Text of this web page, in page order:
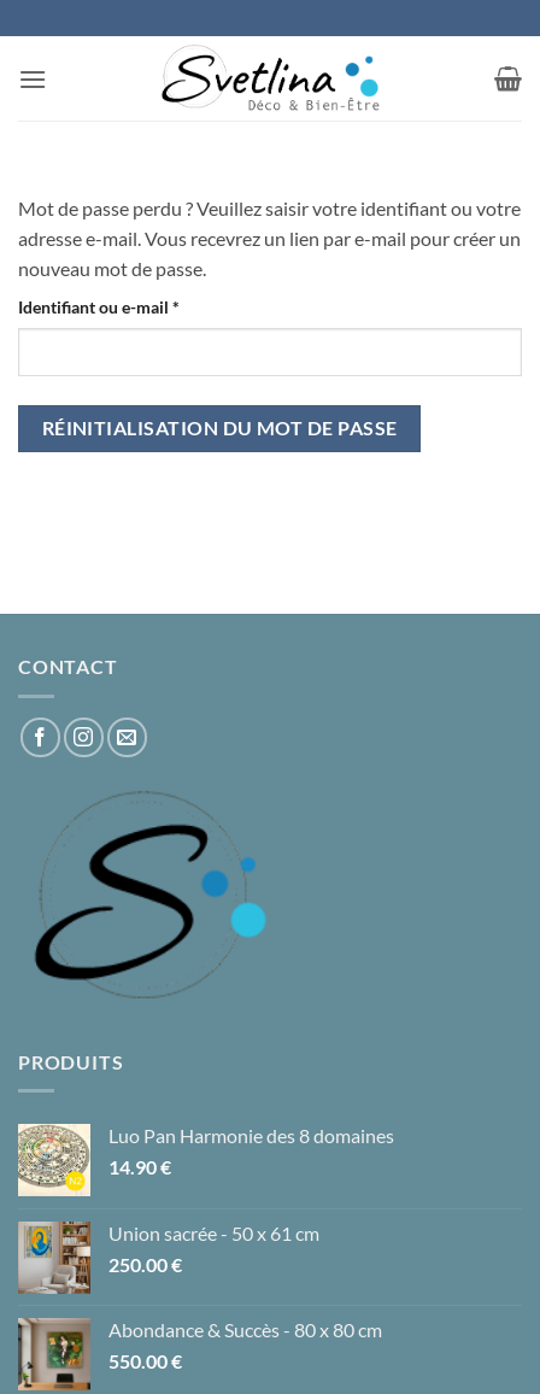
au
contenu
Mot de passe perdu ? Veuillez saisir votre identifiant ou votre
adresse e-mail. Vous recevrez un lien par e-mail pour créer un
nouveau mot de passe.
Identifiant ou e-mail *
RÉINITIALISATION DU MOT DE PASSE
CONTACT
PRODUITS
Luo Pan Harmonie des 8 domaines
14.90€
Union sacrée - 50 x 61 cm
250.00€
Abondance & Succès - 80 x 80 cm
550.00€